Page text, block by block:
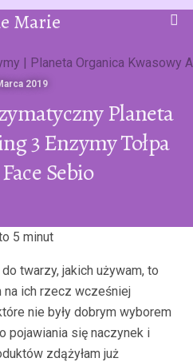
Marie
2019
Planeta
3 Enzymy Tołpa
Sebio
twarzy, jakich używam, to
na ich rzecz wcześniej
nie były dobrym wyborem
pojawiania się naczynek i
zdążyłam już